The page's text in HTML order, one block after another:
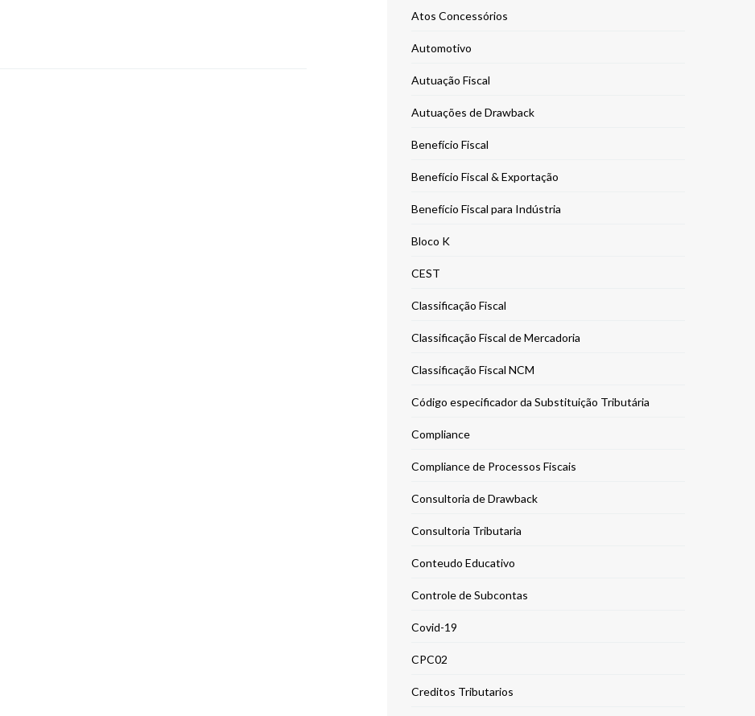
Atos Concessórios
Automotivo
Autuação Fiscal
Autuações de Drawback
Benefício Fiscal
Benefício Fiscal & Exportação
Benefício Fiscal para Indústria
Bloco K
CEST
Classificação Fiscal
Classificação Fiscal de Mercadoria
Classificação Fiscal NCM
Código especificador da Substituição Tributária
Compliance
Compliance de Processos Fiscais
Consultoria de Drawback
Consultoria Tributaria
Conteudo Educativo
Controle de Subcontas
Covid-19
CPC02
Creditos Tributarios